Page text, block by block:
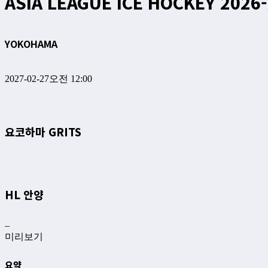
YOKOHAMA
2027-02-27오전 12:00
요코하마 GRITS
HL 안양
–
미리보기
요약